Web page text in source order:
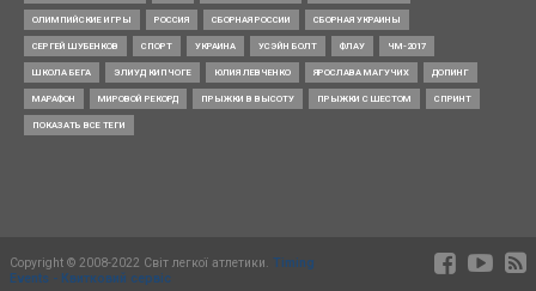
ОЛИМПИЙСКИЕ ИГРЫ РОССИЯ СБОРНАЯ РОССИИ СБОРНАЯ УКРАИНЫ
СЕРГЕЙ ШУБЕНКОВ СПОРТ УКРАИНА УСЭЙН БОЛТ ФЛАУ ЧМ-2017
ШКОЛА БЕГА ЭЛИУД КИПЧОГЕ ЮЛИЯ ЛЕВЧЕНКО ЯРОСЛАВА МАГУЧИХ ДОПИНГ
МАРАФОН МИРОВОЙ РЕКОРД ПРЫЖКИ В ВЫСОТУ ПРЫЖКИ С ШЕСТОМ СПРИНТ
ПОКАЗАТЬ ВСЕ ТЕГИ
Copyright © 2008-2022 Світ легкої атлетики. Timing
Events - Квитковий сервіс